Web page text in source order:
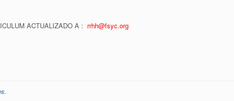
ACTUALIZADO A : rrhh@fsyc.org
.